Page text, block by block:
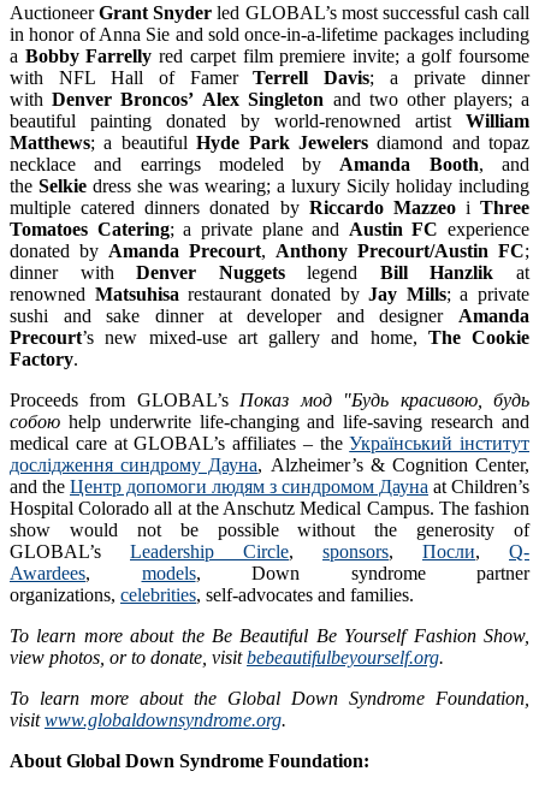
AuctioneerGrant Snyder led GLOBAL’s most successful cash call
in honor of Anna Sie and sold once-in-a-lifetime packages including
a Bobby Farrelly red carpet film premiere invite; a golf foursome
with NFL Hall of FamerTerrell Davis; a private dinner
withDenver Broncos’ Alex Singleton and two other players; a
beautiful painting donated by world-renowned artist William
Matthews; a beautifulHyde Park Jewelersdiamond and topaz
necklace and earrings modeled by Amanda Booth, and
the Selkie dress she was wearing; a luxury Sicily holiday including
multiple catered dinners donated by Riccardo Mazzeoі Three
Tomatoes Catering; a private plane and Austin FC experience
donated by Amanda Precourt, Anthony Precourt/Austin FC;
dinner withDenver Nuggetslegend Bill Hanzlik at
renowned Matsuhisa restaurant donated byJay Mills; a private
sushi and sake dinner at developer and designer Amanda
Precourt’s new mixed-use art gallery and home, The Cookie
Factory.
Proceeds from GLOBAL’s Показ мод "Будь красивою, будь
собою help underwrite life-changing and life-saving research and
medical care at GLOBAL’s affiliates – theУкраїнський інститут
дослідження синдрому Дауна, Alzheimer’s & Cognition Center,
and the Центр допомоги людям з синдромом Дауна at Children’s
Hospital Colorado all at the Anschutz Medical Campus. The fashion
show would not be possible without the generosity of
GLOBAL’s Leadership Circle, sponsors, Посли, Q-
Awardees, models, Down syndrome partner
organizations, celebrities, self-advocates and families.
To learn more about the Be Beautiful Be Yourself Fashion Show,
view photos, or to donate, visitbebeautifulbeyourself.org.
To learn more about the Global Down Syndrome Foundation,
visitwww.globaldownsyndrome.org.
About Global Down Syndrome Foundation: